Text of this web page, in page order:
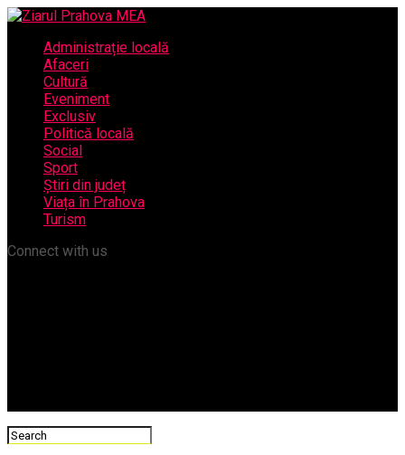
Administrație locală
Afaceri
Cultură
Eveniment
Exclusiv
Politică locală
Social
Sport
Știri din județ
Viața în Prahova
Turism
Connect with us